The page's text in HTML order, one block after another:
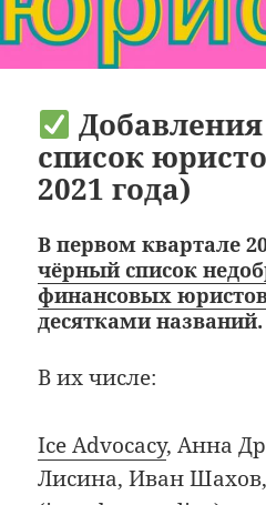
список
2021 года)
В первом квартале
чёрный список
финансовых
десятками названий.
В их числе:
Ice Advocacy, Анна
Лисина, Иван